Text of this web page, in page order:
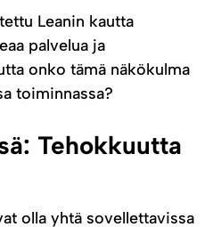
Leanin kautta
palvelua ja
onko tämä näkökulma
toiminnassa?
Tehokkuutta
olla yhtä sovellettavissa